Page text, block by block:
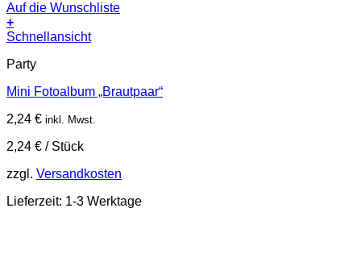
Auf die Wunschliste
+
Schnellansicht
Party
Mini Fotoalbum „Brautpaar“
2,24 € inkl. Mwst.
2,24 € / Stück
zzgl. Versandkosten
Lieferzeit: 1-3 Werktage